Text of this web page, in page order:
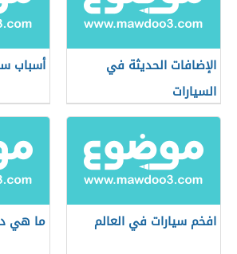
الإضافات الحديثة في
السيارات
أسباب
افخم سيارات في العالم ما هي